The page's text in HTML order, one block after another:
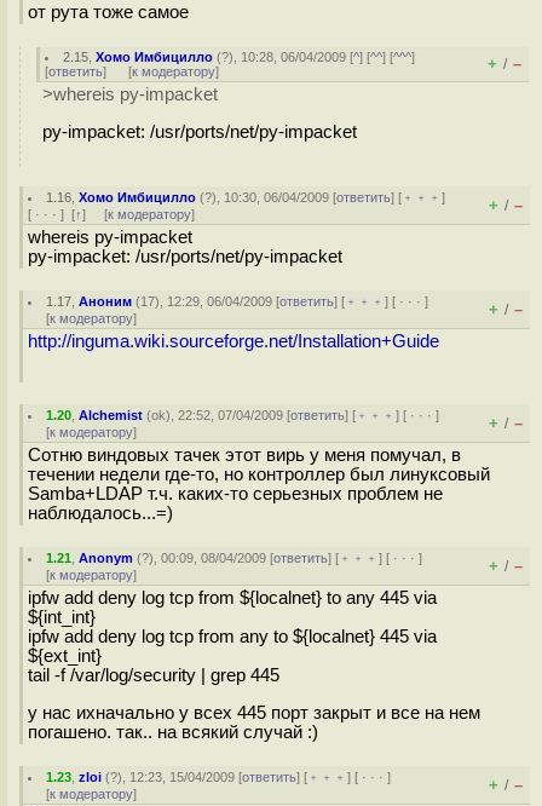
от рута тоже самое
2.15 ,Хомо Имбицилло (?), 10:28, 06/04/2009 [^] [^^] [^^^]
[ответить] [к модератору] + / –
>whereis py-impacket
py-impacket: /usr/ports/net/py-impacket
1.16 ,Хомо Имбицилло (?), 10:30, 06/04/2009 [ответить] [ ﹢﹢﹢]
[ · · · ] [↑] [к модератору] + / –
whereis py-impacket
py-impacket: /usr/ports/net/py-impacket
1.17 ,Аноним (17), 12:29, 06/04/2009 [ответить] [ ﹢﹢﹢] [ · · ·]
[к модератору] + / –
http://inguma.wiki.sourceforge.net/Installation+Guide
1.20 ,Alchemist (ok), 22:52, 07/04/2009 [ответить] [ ﹢﹢﹢] [ · · ·]
[к модератору] + / –
Сотню виндовых тачек этот вирь у меня помучал, в
течении недели где-то, но контроллер был линуксовый
Samba+LDAP т.ч. каких-то серьезных проблем не
наблюдалось...=)
1.21 ,Anonym (?), 00:09, 08/04/2009 [ответить] [ ﹢﹢﹢] [ · · ·]
[к модератору] + / –
ipfw add deny log tcp from ${localnet} to any 445 via
${int_int}
ipfw add deny log tcp from any to ${localnet} 445 via
${ext_int}
tail -f /var/log/security | grep 445
у нас ихначально у всех 445 порт закрыт и все на нем
погашено. так.. на всякий случай :)
1.23 ,zloi (?), 12:23, 15/04/2009 [ответить] [ ﹢﹢﹢] [ · · ·]
[к модератору] + / –